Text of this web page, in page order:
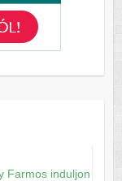
Farmos induljon